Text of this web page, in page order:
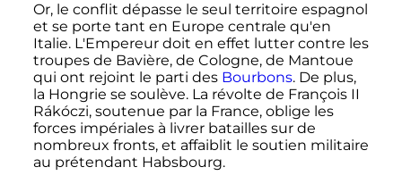
Or, le conflit dépasse le seul territoire espagnol
et se porte tant en Europe centrale qu'en
Italie. L'Empereur doit en effet lutter contre les
troupes de Bavière, de Cologne, de Mantoue
qui ont rejoint le parti des Bourbons. De plus,
la Hongrie se soulève. La révolte de François II
Rákóczi, soutenue par la France, oblige les
forces impériales à livrer batailles sur de
nombreux fronts, et affaiblit le soutien militaire
au prétendant Habsbourg.